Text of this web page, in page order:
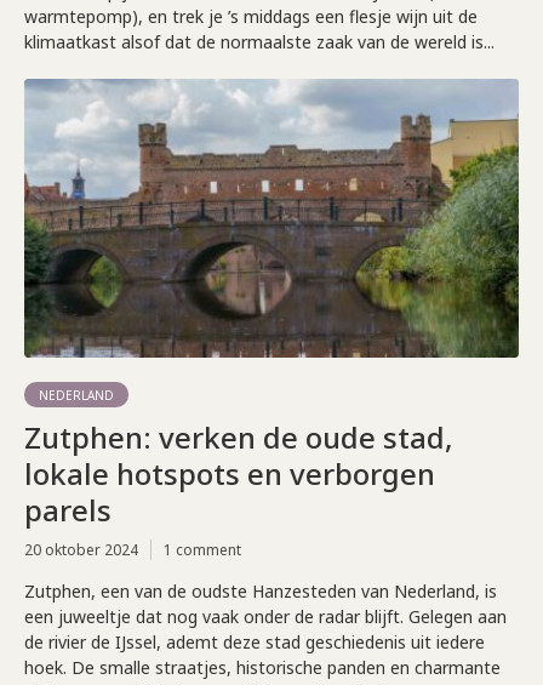
warmtepomp), en trek je ’s middags een flesje wijn uit de
klimaatkast alsof dat de normaalste zaak van de wereld is...
NEDERLAND
Zutphen: verken de oude stad,
lokale hotspots en verborgen
parels
20 oktober 2024 1 comment
Zutphen, een van de oudste Hanzesteden van Nederland, is
een juweeltje dat nog vaak onder de radar blijft. Gelegen aan
de rivier de IJssel, ademt deze stad geschiedenis uit iedere
hoek. De smalle straatjes, historische panden en charmante